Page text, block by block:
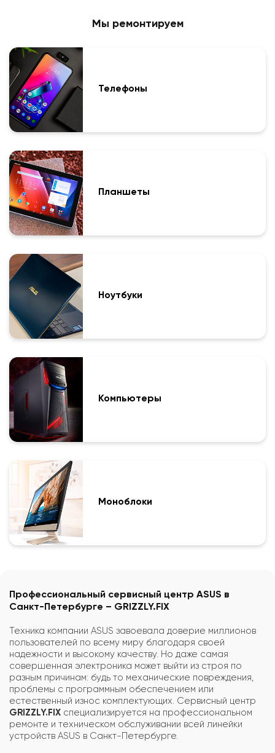
Мы ремонтируем
Телефоны
Планшеты
Ноутбуки
Компьютеры
Моноблоки
Профессиональный сервисный центр ASUS в
Санкт-Петербурге – GRIZZLY.FIX
Техника компании ASUS завоевала доверие миллионов
пользователей по всему миру благодаря своей
надежности и высокому качеству. Но даже самая
совершенная электроника может выйти из строя по
разным причинам: будь то механические повреждения,
проблемы с программным обеспечением или
естественный износ комплектующих. Сервисный центр
GRIZZLY.FIX специализируется на профессиональном
ремонте и техническом обслуживании всей линейки
устройств ASUS в Санкт-Петербурге.